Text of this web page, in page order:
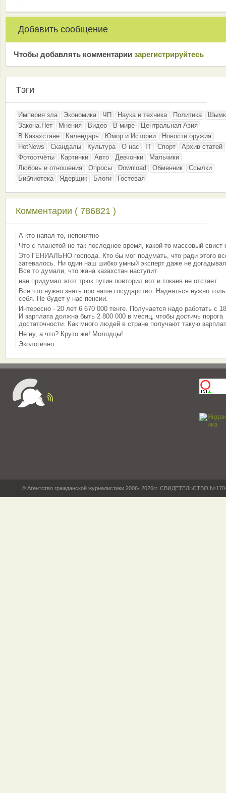
Добавить сообщение
Чтобы добавлять комментарии зарeгиcтрирyйтeсь
Тэги
Империя зла Экономика ЧП Наука и техника Политика
Закона.Нет
Мнения Видео В мире
Центральная Азия
В Казахстане
Календарь Юмор и Истории
Новости оружия
HotNews
Скандалы Культура О нас IT Спорт
Архив статей
Фотоотчёты
Картинки Авто Девчонки
Мальчики
Любовь и отношения
Опросы Download Обменник
Ссылки
Библиотека
Ядерщик Блоги Гостевая
Комментарии ( 786821 )
А кто напал то, непонятно
Что с планетой не так последнее время, какой-то массовый свист
Это ГЕНИАЛЬНО господа. Кто бы мог подумать, что ради этого
затевалось. Ни один наш шибко умный эксперт даже не
Все то думали, что жана казахстан наступит
нан придумал этот трюк путин повторил вот и токаев не отстает
Всё что нужно знать про наше государство. Надеяться нужно
себя. Не будет у нас пенсии.
Интересно - 20 лет 6 670 000 тенге. Получается надо работать с
И зарплата должна быть 2 800 000 в месяц, чтобы достичь порога
достаточности. Как много людей в стране получают такую
Не ну, а что? Круто же! Молодцы!
Экологично
© Агентство гражданской журналистики 2006- 2026гг. СВИДЕТЕЛЬСТВО